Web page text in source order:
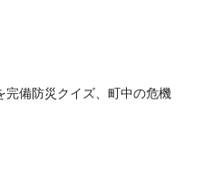
完備防災クイズ、町中の危機